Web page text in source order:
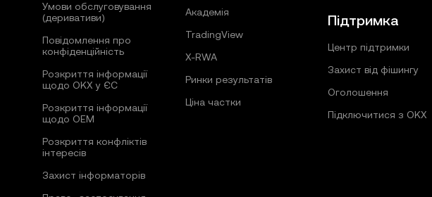
Умови обслуговування
(деривативи)
Повідомлення про
конфіденційність
Розкриття інформації
щодо OKX у ЄС
Розкриття інформації
щодо OEM
Розкриття конфліктів
інтересів
Захист інформаторів
Академія
TradingView
X-RWA
Ринки результатів
Ціна частки
Підтримка
Центр підтримки
Захист від фішингу
Оголошення
Підключитися з OKX